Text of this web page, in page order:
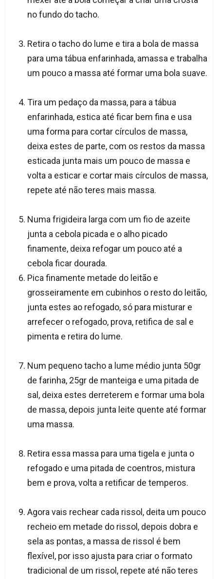
no fundo do tacho.
Retira o tacho do lume e tira a bola de massa
para uma tábua enfarinhada, amassa e trabalha
um pouco a massa até formar uma bola suave.
Tira um pedaço da massa, para a tábua
enfarinhada, estica até ficar bem fina e usa
uma forma para cortar círculos de massa,
deixa estes de parte, com os restos da massa
esticada junta mais um pouco de massa e
volta a esticar e cortar mais círculos de massa,
repete até não teres mais massa.
Numa frigideira larga com um fio de azeite
junta a cebola picada e o alho picado
finamente, deixa refogar um pouco até a
cebola ficar dourada.
Pica finamente metade do leitão e
grosseiramente em cubinhos o resto do leitão,
junta estes ao refogado, só para misturar e
arrefecer o refogado, prova, retifica de sal e
pimenta e retira do lume.
Num pequeno tacho a lume médio junta 50gr
de farinha, 25gr de manteiga e uma pitada de
sal, deixa estes derreterem e formar uma bola
de massa, depois junta leite quente até formar
uma massa.
Retira essa massa para uma tigela e junta o
refogado e uma pitada de coentros, mistura
bem e prova, volta a retificar de temperos.
Agora vais rechear cada rissol, deita um pouco
recheio em metade do rissol, depois dobra e
sela as pontas, a massa de rissol é bem
flexível, por isso ajusta para criar o formato
tradicional de um rissol, repete até não teres